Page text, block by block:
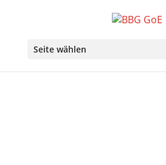
Seite wählen